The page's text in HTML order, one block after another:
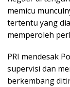
memicu
tertentu yang
memperoleh
PRI mendesak
supervisi dan
berkembang